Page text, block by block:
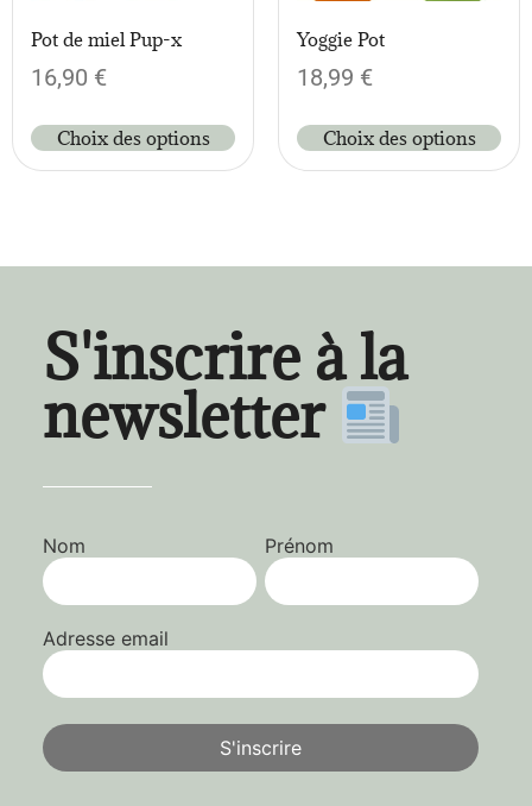
Pot de miel Pup-x
16,90 €
Choix des options
Yoggie Pot
18,99 €
Choix des options
S'inscrire à la
newsletter
Nom Prénom
Adresse email